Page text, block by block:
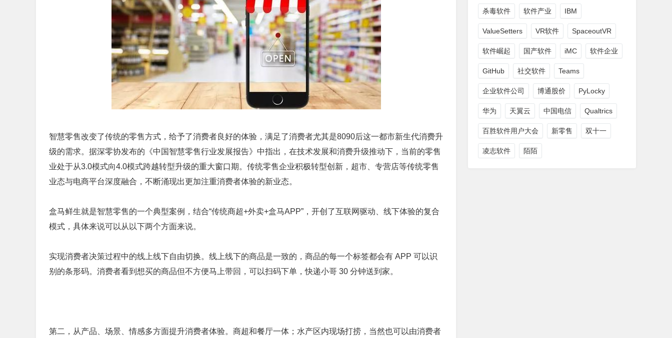
智慧零售改变了传统的零售方式，给予了消费者良好的体验，满足了消费者尤其是8090后这一都市新生代消费升
级的需求。据深零协发布的《中国智慧零售行业发展报告》中指出，在技术发展和消费升级推动下，当前的零售
业处于从3.0模式向4.0模式跨越转型升级的重大窗口期。传统零售企业积极转型创新，超市、专营店等传统零售
业态与电商平台深度融合，不断涌现出更加注重消费者体验的新业态。
盒马鲜生就是智慧零售的一个典型案例，结合“传统商超+外卖+盒马APP”，开创了互联网驱动、线下体验的复合
模式，具体来说可以从以下两个方面来说。
实现消费者决策过程中的线上线下自由切换。线上线下的商品是一致的，商品的每一个标签都会有 APP 可以识
别的条形码。消费者看到想买的商品但不方便马上带回，可以扫码下单，快递小哥 30 分钟送到家。
第二，从产品、场景、情感多方面提升消费者体验。商超和餐厅一体；水产区内现场打捞，当然也可以由消费者
杀毒软件 软件产业 IBM
ValueSetters VR软件 SpaceoutVR
软件崛起 国产软件 iMC 软件企业
GitHub 社交软件 Teams
企业软件公司 博通股价 PyLocky
华为 天翼云 中国电信 Qualtrics
百胜软件用户大会 新零售 双十一
凌志软件 陌陌